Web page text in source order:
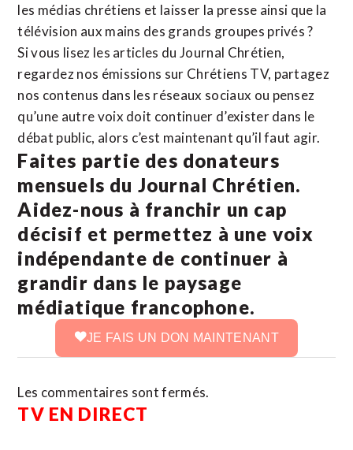
les médias chrétiens et laisser la presse ainsi que la
télévision aux mains des grands groupes privés ?
Si vous lisez les articles du Journal Chrétien,
regardez nos émissions sur Chrétiens TV, partagez
nos contenus dans les réseaux sociaux ou pensez
qu’une autre voix doit continuer d’exister dans le
débat public, alors c’est maintenant qu’il faut agir.
Faites partie des donateurs
mensuels du Journal Chrétien.
Aidez-nous à franchir un cap
décisif et permettez à une voix
indépendante de continuer à
grandir dans le paysage
médiatique francophone.
JE FAIS UN DON MAINTENANT
Les commentaires sont fermés.
TV EN DIRECT